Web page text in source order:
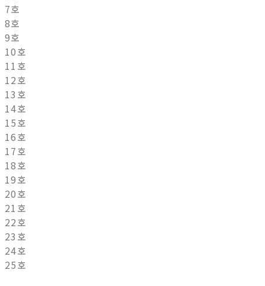
7호
8호
9호
10호
11호
12호
13호
14호
15호
16호
17호
18호
19호
20호
21호
22호
23호
24호
25호